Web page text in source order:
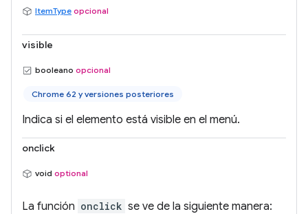
ItemType opcional
visible
booleano opcional
Chrome 62 y versiones posteriores
Indica si el elemento está visible en el menú.
onclick
void optional
La función onclick se ve de la siguiente manera: